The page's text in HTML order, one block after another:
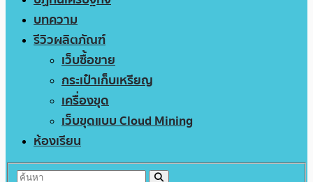
บทความ
รีวิวผลิตภัณฑ์
เว็บซื้อขาย
กระเป๋าเก็บเหรียญ
เครื่องขุด
เว็บขุดแบบ Cloud Mining
ห้องเรียน